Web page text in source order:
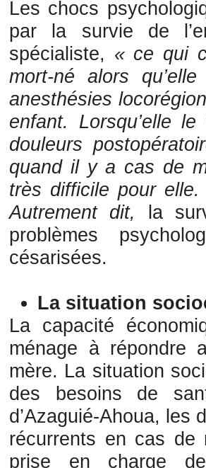
Les chocs
par la survie de
spécialiste, « ce qui
mort-né alors
anesthésies
enfant. Lorsqu’elle
douleurs
quand il y a cas de
très difficile pour elle.
Autrement dit, la
problèmes
césarisées.
La situation
La capacité
ménage à répondre
mère. La situation
des besoins de
d’Azaguié-Ahoua, les
récurrents en cas de
prise en charge